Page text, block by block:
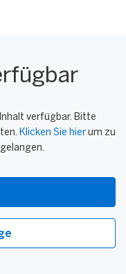
verfügbar. Bitte
Klicken Sie hier um zu